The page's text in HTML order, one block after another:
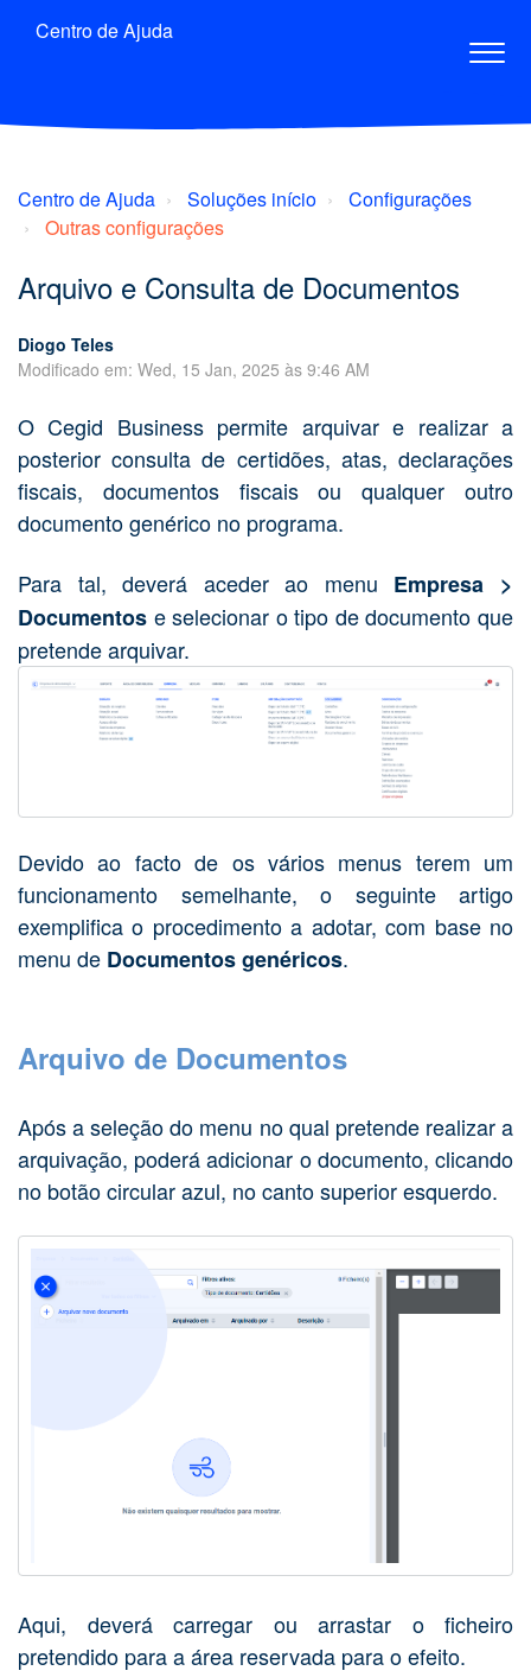
Centro de Ajuda
Centro de Ajuda Soluções início
Configurações
Outras configurações
Arquivo e Consulta de Documentos
Diogo Teles
Modificado em: Wed, 15 Jan, 2025 às 9:46 AM
O Cegid Business permite arquivar e realizar a
posterior consulta de certidões, atas, declarações
fiscais, documentos fiscais ou qualquer outro
documento genérico no programa.
Para tal, deverá aceder ao menu Empresa >
Documentos e selecionar o tipo de documento que
pretende arquivar.
Devido ao facto de os vários menus terem um
funcionamento semelhante, o seguinte artigo
exemplifica o procedimento a adotar, com base no
menu de Documentos genéricos.
Arquivo de Documentos
Após a seleção do menu no qual pretende realizar a
arquivação, poderá adicionar o documento, clicando
no botão circular azul, no canto superior esquerdo.
Aqui, deverá carregar ou arrastar o ficheiro
pretendido para a área reservada para o efeito.